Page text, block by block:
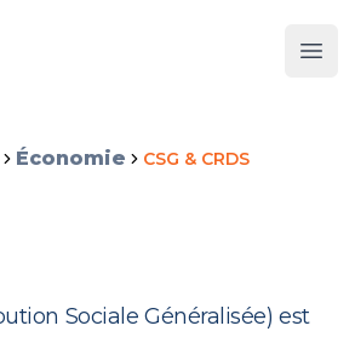
Les
Économie CSG & CRDS
Sociale Généralisée) est